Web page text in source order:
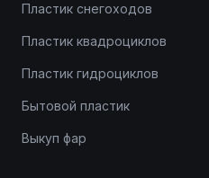
Пластик снегоходов
Пластик квадроциклов
Пластик гидроциклов
Бытовой пластик
Выкуп фар